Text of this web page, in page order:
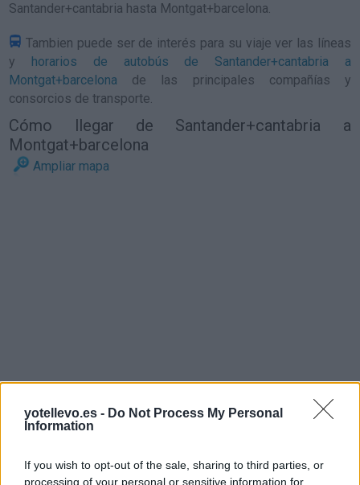
yotellevo.es - Do Not Process My Personal
Information
If you wish to opt-out of the sale, sharing to third parties, or
processing of your personal or sensitive information for
Santander+cantabria hasta Montgat+barcelona.
Tambien puede ser de interés para su viaje ver las líneas
y horarios de autobús de Santander+cantabria a
Montgat+barcelona de las principales compañías y
consorcios de transporte.
Cómo llegar de Santander+cantabria a
Montgat+barcelona
Ampliar mapa